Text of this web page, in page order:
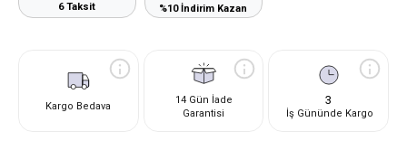
6 Taksit
%10 İndirim Kazan
Kargo Bedava
14 Gün İade
Garantisi
3
İş Gününde Kargo